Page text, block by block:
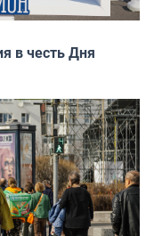
в честь Дня